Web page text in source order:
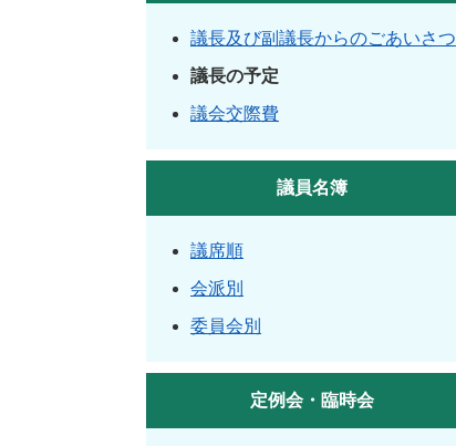
議長及び副議長からのごあいさつ
議長の予定
議会交際費
議員名簿
議席順
会派別
委員会別
定例会・臨時会